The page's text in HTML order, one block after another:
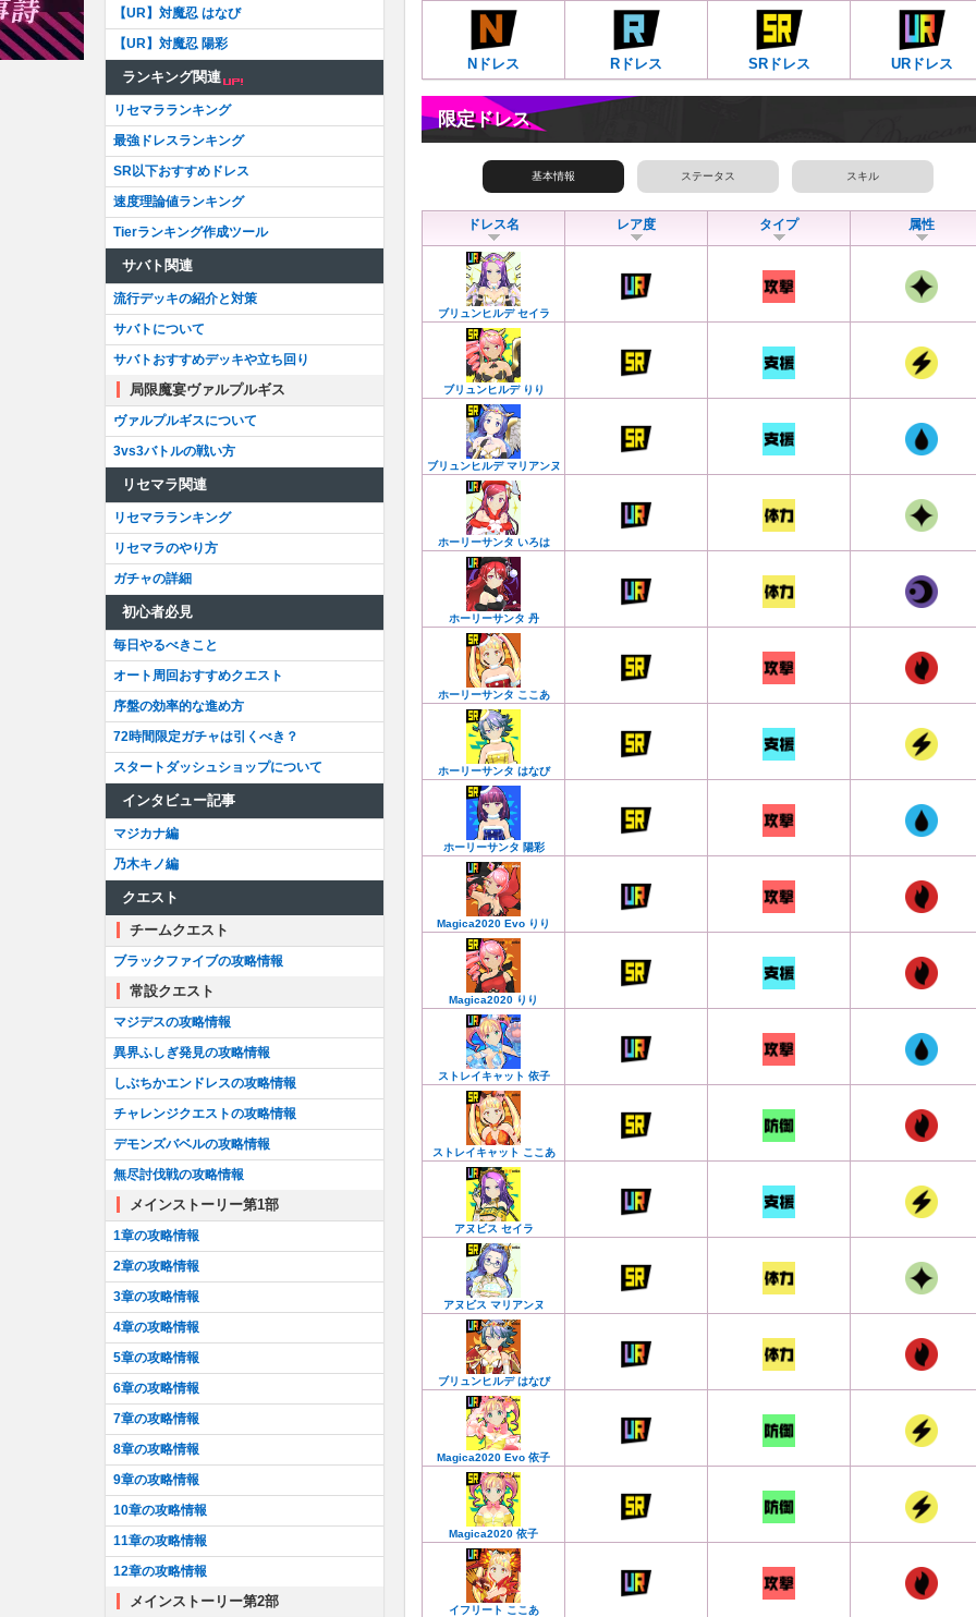
Nドレス Rドレス SRドレス URドレス
限定ドレス
基本情報 ステータス スキル
ドレス名 レア度 タイプ 属性
ブリュンヒルデ セイラ
ブリュンヒルデ りり
ブリュンヒルデ マリアンヌ
ホーリーサンタ いろは
ホーリーサンタ 丹
ホーリーサンタ ここあ
ホーリーサンタ はなび
ホーリーサンタ 陽彩
Magica2020 Evo りり
Magica2020 りり
ストレイキャット 依子
ストレイキャット ここあ
アヌビス セイラ
アヌビス マリアンヌ
ブリュンヒルデ はなび
Magica2020 Evo 依子
Magica2020 依子
イフリート ここあ
【UR】対魔忍 はなび
【UR】対魔忍 陽彩
ランキング関連
リセマラランキング
最強ドレスランキング
SR以下おすすめドレス
速度理論値ランキング
Tierランキング作成ツール
サバト関連
流行デッキの紹介と対策
サバトについて
サバトおすすめデッキや立ち回り
局限魔宴ヴァルプルギス
ヴァルプルギスについて
3vs3バトルの戦い方
リセマラ関連
リセマラランキング
リセマラのやり方
ガチャの詳細
初心者必見
毎日やるべきこと
オート周回おすすめクエスト
序盤の効率的な進め方
72時間限定ガチャは引くべき？
スタートダッシュショップについて
インタビュー記事
マジカナ編
乃木キノ編
クエスト
チームクエスト
ブラックファイブの攻略情報
常設クエスト
マジデスの攻略情報
異界ふしぎ発見の攻略情報
しぶちかエンドレスの攻略情報
チャレンジクエストの攻略情報
デモンズバベルの攻略情報
無尽討伐戦の攻略情報
メインストーリー第1部
1章の攻略情報
2章の攻略情報
3章の攻略情報
4章の攻略情報
5章の攻略情報
6章の攻略情報
7章の攻略情報
8章の攻略情報
9章の攻略情報
10章の攻略情報
11章の攻略情報
12章の攻略情報
メインストーリー第2部